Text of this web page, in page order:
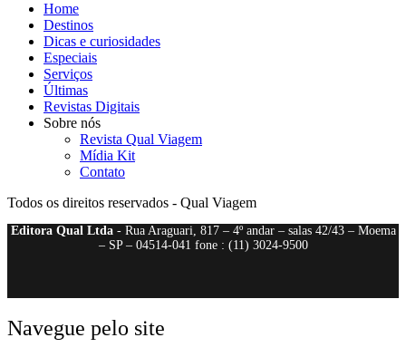
Home
Destinos
Dicas e curiosidades
Especiais
Serviços
Últimas
Revistas Digitais
Sobre nós
Revista Qual Viagem
Mídia Kit
Contato
Todos os direitos reservados - Qual Viagem
Editora Qual Ltda- Rua Araguari, 817 – 4º andar – salas 42/43 – Moema
– SP – 04514-041 fone : (11) 3024-9500
Navegue pelo site